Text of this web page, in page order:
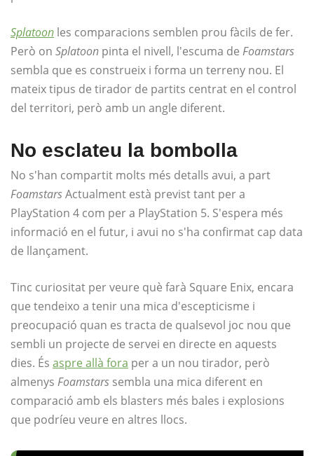
Splatoon les comparacions semblen prou fàcils de fer.
Però on Splatoon pinta el nivell, l'escuma de Foamstars
sembla que es construeix i forma un terreny nou. El
mateix tipus de tirador de partits centrat en el control
del territori, però amb un angle diferent.
No esclateu la bombolla
No s'han compartit molts més detalls avui, a part
FoamstarsActualment està previst tant per a
PlayStation 4 com per a PlayStation 5. S'espera més
informació en el futur, i avui no s'ha confirmat cap data
de llançament.
Tinc curiositat per veure què farà Square Enix, encara
que tendeixo a tenir una mica d'escepticisme i
preocupació quan es tracta de qualsevol joc nou que
sembli un projecte de servei en directe en aquests
dies. És aspre allà fora per a un nou tirador, però
almenys Foamstars sembla una mica diferent en
comparació amb els blasters més bales i explosions
que podríeu veure en altres llocs.